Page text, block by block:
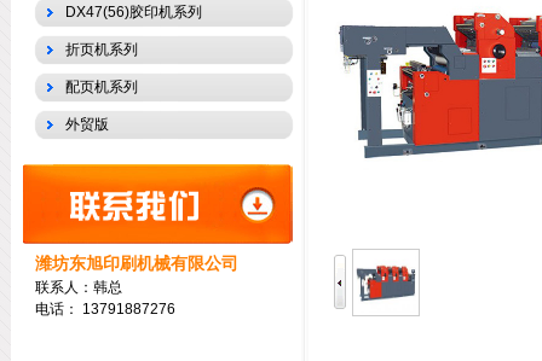
DX47(56)胶印机系列
折页机系列
配页机系列
外贸版
潍坊东旭印刷机械有限公司
联系人：韩总
电话： 13791887276